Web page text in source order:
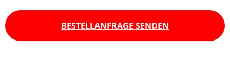
BESTELLANFRAGE SENDEN